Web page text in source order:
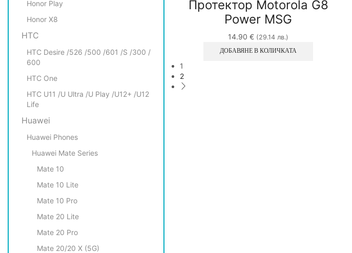
Протектор Motorola G8
Power MSG
14.90 € (29.14 лв.)
ДОБАВЯНЕ В КОЛИЧКАТА
1
2
Honor Play
Honor X8
HTC
HTC Desire /526 /500 /601 /S /300 /
600
HTC One
HTC U11 /U Ultra /U Play /U12+ /U12
Life
Huawei
Huawei Phones
Huawei Mate Series
Mate 10
Mate 10 Lite
Mate 10 Pro
Mate 20 Lite
Mate 20 Pro
Mate 20/20 X (5G)